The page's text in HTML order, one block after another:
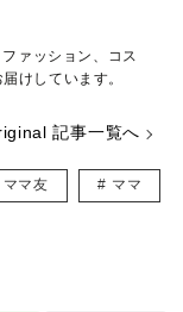
ァッション、コス
けしています。
記事一覧へ
ママ友 ママ